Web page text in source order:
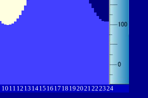
10 11 12 13 1415 16 17 18 192021222324